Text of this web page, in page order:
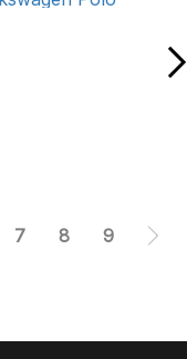
7 8 9